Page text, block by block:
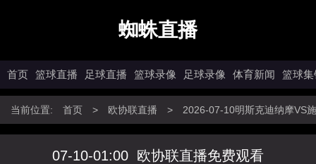
蜘蛛直播
首页 篮球直播 足球直播 篮球录像 足球录像 体育新闻 篮球集
当前位置: 首页 > 欧协联直播 > 2026-07-10明斯克迪纳摩VS
07-10-01:00 欧协联直播免费观看